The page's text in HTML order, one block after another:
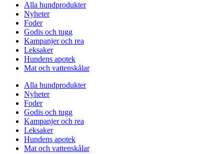
Alla hundprodukter
Nyheter
Foder
Godis och tugg
Kampanjer och rea
Leksaker
Hundens apotek
Mat och vattenskålar
Alla hundprodukter
Nyheter
Foder
Godis och tugg
Kampanjer och rea
Leksaker
Hundens apotek
Mat och vattenskålar